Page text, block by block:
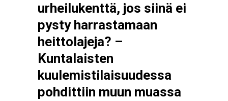
urheilukenttä, jos siinä ei
pysty harrastamaan
heittolajeja? –
Kuntalaisten
kuulemistilaisuudessa
pohdittiin muun muassa